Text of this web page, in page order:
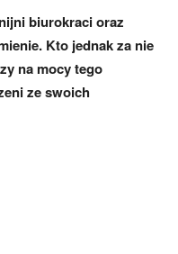
biurokraci oraz
Kto jednak za nie
na mocy tego
ze swoich